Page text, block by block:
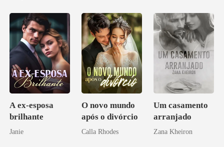
A ex-esposa
brilhante
Janie
O novo mundo
após o divórcio
Calla Rhodes
Um casamento
arranjado
Zana Kheiron